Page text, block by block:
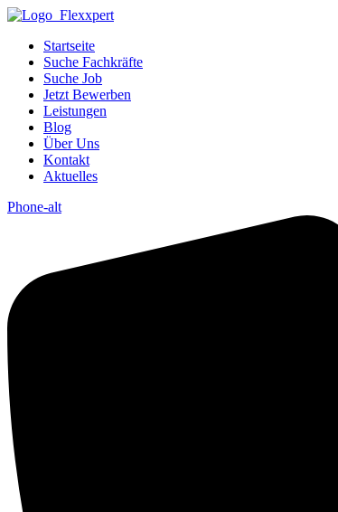
Startseite
Suche Fachkräfte
Suche Job
Jetzt Bewerben
Leistungen
Blog
Über Uns
Kontakt
Aktuelles
Phone-alt